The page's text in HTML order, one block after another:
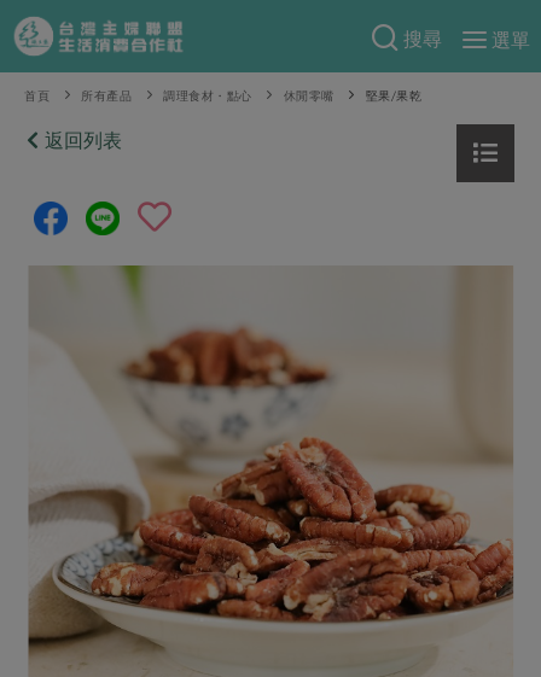
搜尋
選單
產品分類
當季蔬果
芽苗類
辛香料類
乳製品
肉品・水產
畜產肉類 水產
水畜加工品
調理食材・點心
食譜料理
食材
蛋料理
料理方式
烘焙．點心
特別企畫
預購活動
防災用品預購圓滿結束
2026年端午節預購圓滿結束
當季產品
合作25-經典快閃最後一週
合作25-精選產品第四彈
合作25-精選產品第三彈
綠主張
主婦食堂 一籃菜真心話
生活提案
樂齡生活 親子食育
廚房瑜伽
關注議題
減硝酸鹽
合作社組織
員工與求才
產品檢驗
自主把關
重要公告
首頁 所有產品 調理食材・點心 休閒零嘴 堅果/果乾
返回列表